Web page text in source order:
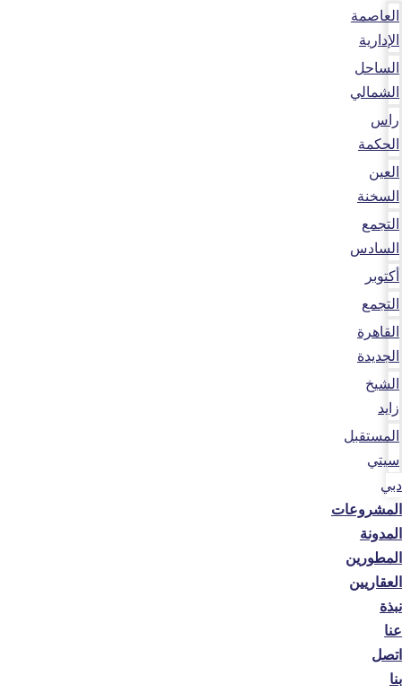
العاصمة
الإدارية
الساحل
الشمالي
راس
الحكمة
العين
السخنة
التجمع
السادس
أكتوبر
التجمع
القاهرة
الجديدة
الشيخ
زايد
المستقبل
سيتي
دبي
المشروعات
المدونة
المطورين
العقاريين
نبذة
عنا
اتصل
بنا